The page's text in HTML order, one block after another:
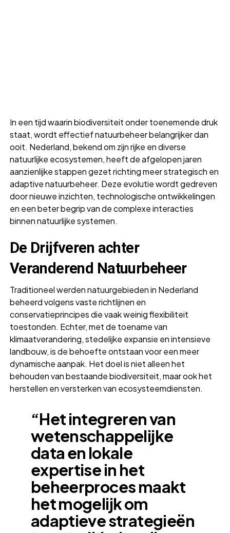
In een tijd waarin biodiversiteit onder toenemende druk
staat, wordt effectief natuurbeheer belangrijker dan
ooit. Nederland, bekend om zijn rijke en diverse
natuurlijke ecosystemen, heeft de afgelopen jaren
aanzienlijke stappen gezet richting meerstrategisch en
adaptive natuurbeheer. Deze evolutie wordt gedreven
door nieuwe inzichten, technologische ontwikkelingen
en een beter begrip van de complexe interacties
binnen natuurlijke systemen.
De Drijfveren achter
Veranderend Natuurbeheer
Traditioneel werden natuurgebieden in Nederland
beheerd volgens vaste richtlijnen en
conservatieprincipes die vaak weinig flexibiliteit
toestonden. Echter, met de toename van
klimaatverandering, stedelijke expansie en intensieve
landbouw, is de behoefte ontstaan voor een meer
dynamische aanpak. Het doel is niet alleen het
behouden van bestaande biodiversiteit, maar ook het
herstellen en versterken van ecosysteemdiensten.
“Het integreren van
wetenschappelijke
data en lokale
expertise in het
beheerproces maakt
het mogelijk om
adaptieve strategieën